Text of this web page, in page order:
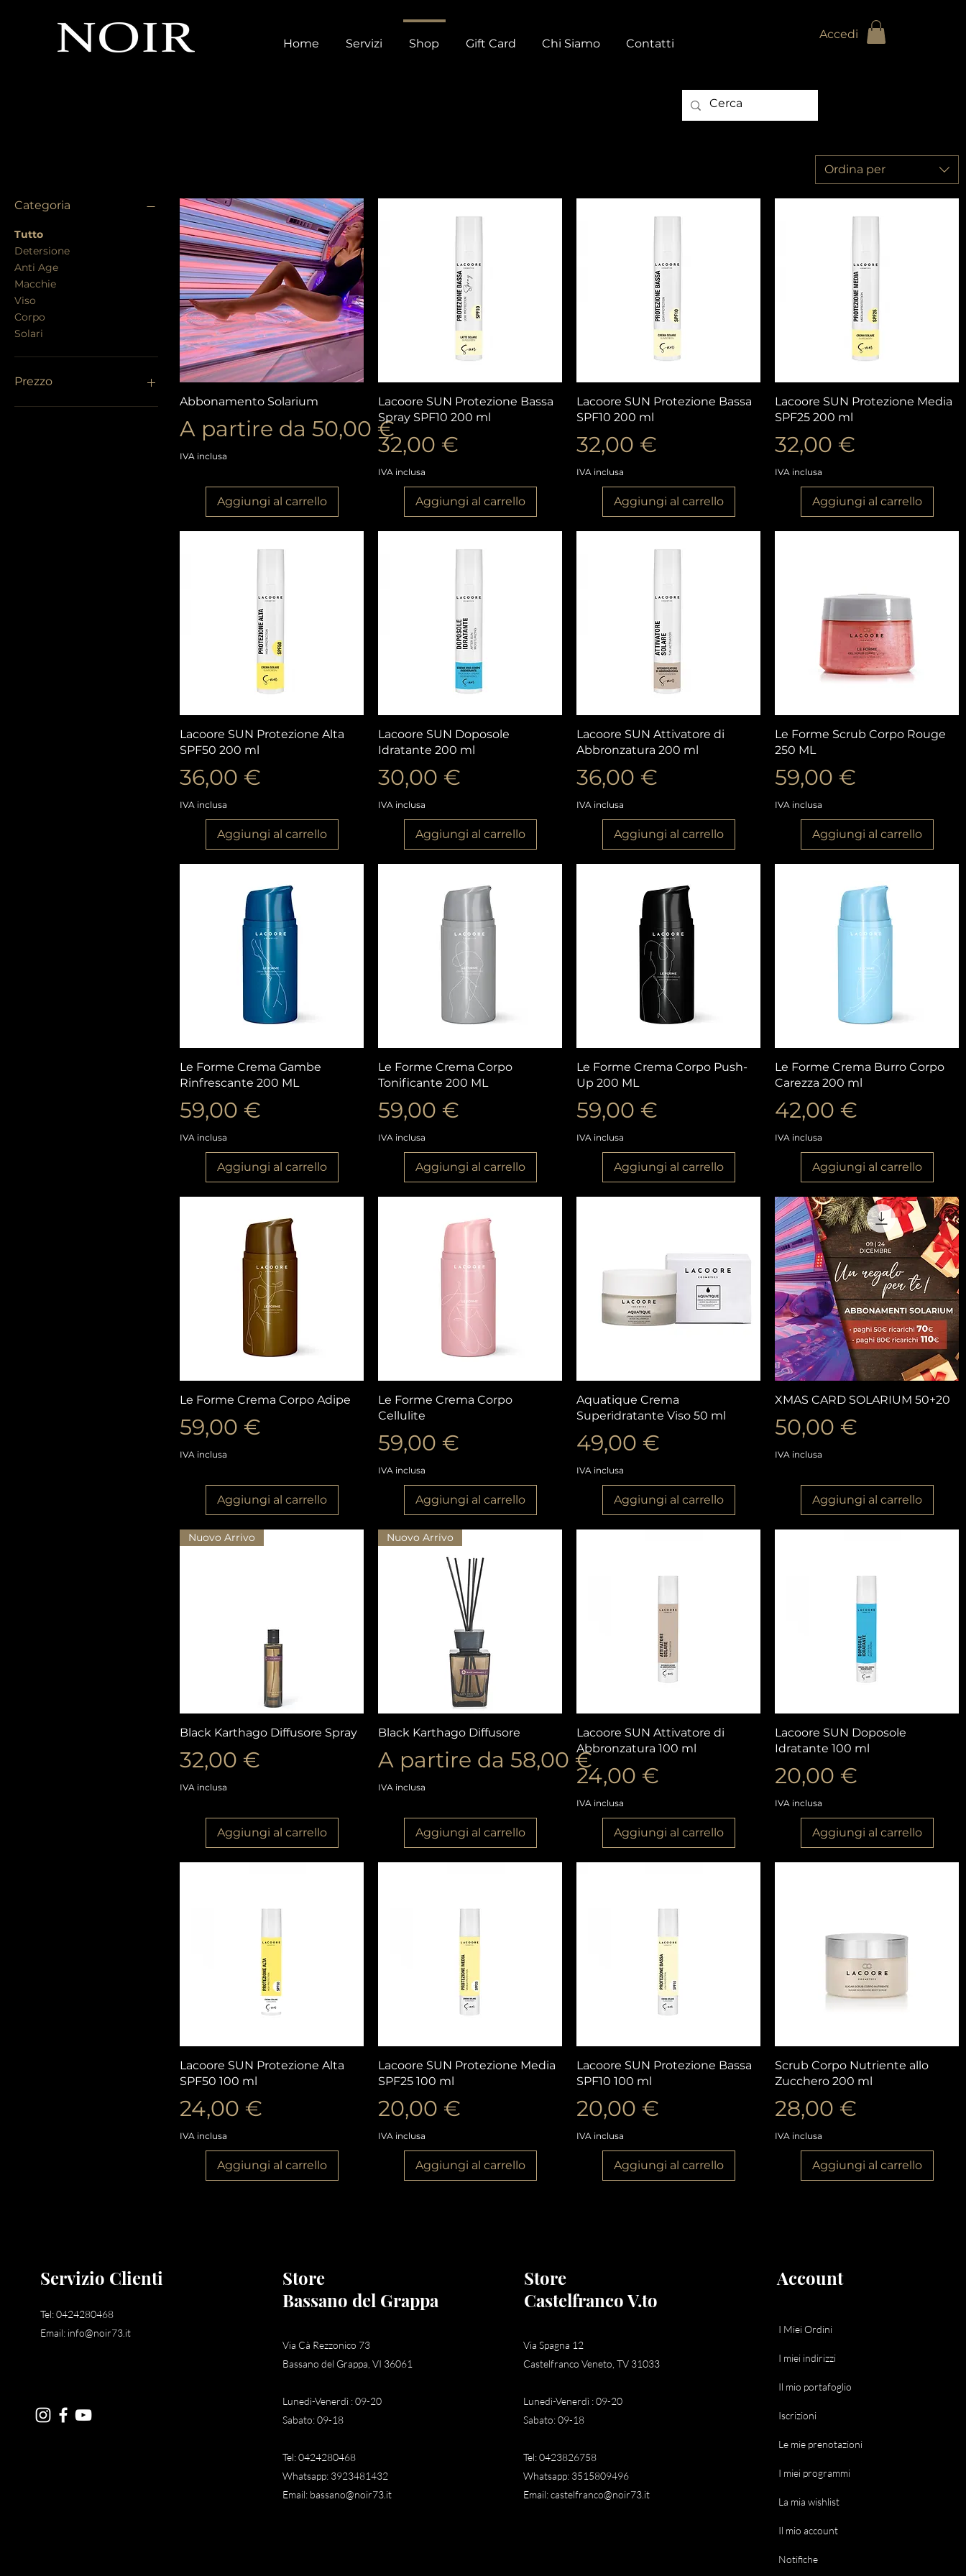
Home Servizi Shop Gift Card Chi Siamo Contatti
Accedi
Categoria
Tutto
Detersione
Anti Age
Macchie
Viso
Corpo
Solari
Prezzo
Ordina per
Vista rapida
Abbonamento Solarium
A partire da 50,00 €
Prezzo scontato
IVA inclusa
Aggiungi al carrello
Vista rapida
Lacoore SUN Protezione Bassa
Spray SPF10 200 ml
Prezzo
32,00 €
IVA inclusa
Aggiungi al carrello
Vista rapida
Lacoore SUN Protezione Bassa
SPF10 200 ml
Prezzo
32,00 €
IVA inclusa
Aggiungi al carrello
Vista rapida
Lacoore SUN Protezione Media
SPF25 200 ml
Prezzo
32,00 €
IVA inclusa
Aggiungi al carrello
Vista rapida
Lacoore SUN Protezione Alta
SPF50 200 ml
Prezzo
36,00 €
IVA inclusa
Aggiungi al carrello
Vista rapida
Lacoore SUN Doposole
Idratante 200 ml
Prezzo
30,00 €
IVA inclusa
Aggiungi al carrello
Vista rapida
Lacoore SUN Attivatore di
Abbronzatura 200 ml
Prezzo
36,00 €
IVA inclusa
Aggiungi al carrello
Vista rapida
Le Forme Scrub Corpo Rouge
250 ML
Prezzo
59,00 €
IVA inclusa
Aggiungi al carrello
Vista rapida
Le Forme Crema Gambe
Rinfrescante 200 ML
Prezzo
59,00 €
IVA inclusa
Aggiungi al carrello
Vista rapida
Le Forme Crema Corpo
Tonificante 200 ML
Prezzo
59,00 €
IVA inclusa
Aggiungi al carrello
Vista rapida
Le Forme Crema Corpo Push-
Up 200 ML
Prezzo
59,00 €
IVA inclusa
Aggiungi al carrello
Vista rapida
Le Forme Crema Burro Corpo
Carezza 200 ml
Prezzo
42,00 €
IVA inclusa
Aggiungi al carrello
Vista rapida
Le Forme Crema Corpo Adipe
Prezzo
59,00 €
IVA inclusa
Aggiungi al carrello
Vista rapida
Le Forme Crema Corpo
Cellulite
Prezzo
59,00 €
IVA inclusa
Aggiungi al carrello
Vista rapida
Aquatique Crema
Superidratante Viso 50 ml
Prezzo
49,00 €
IVA inclusa
Aggiungi al carrello
Vista rapida
XMAS CARD SOLARIUM 50+20
Prezzo
50,00 €
IVA inclusa
Aggiungi al carrello
Vista rapida
Nuovo Arrivo
Black Karthago Diffusore Spray
Prezzo
32,00 €
IVA inclusa
Aggiungi al carrello
Vista rapida
Nuovo Arrivo
Black Karthago Diffusore
A partire da 58,00 €
Prezzo scontato
IVA inclusa
Aggiungi al carrello
Vista rapida
Lacoore SUN Attivatore di
Abbronzatura 100 ml
Prezzo
24,00 €
IVA inclusa
Aggiungi al carrello
Vista rapida
Lacoore SUN Doposole
Idratante 100 ml
Prezzo
20,00 €
IVA inclusa
Aggiungi al carrello
Vista rapida
Lacoore SUN Protezione Alta
SPF50 100 ml
Prezzo
24,00 €
IVA inclusa
Aggiungi al carrello
Vista rapida
Lacoore SUN Protezione Media
SPF25 100 ml
Prezzo
20,00 €
IVA inclusa
Aggiungi al carrello
Vista rapida
Lacoore SUN Protezione Bassa
SPF10 100 ml
Prezzo
20,00 €
IVA inclusa
Aggiungi al carrello
Vista rapida
Scrub Corpo Nutriente allo
Zucchero 200 ml
Prezzo
28,00 €
IVA inclusa
Aggiungi al carrello
Servizio Clienti
Tel: 0424280468
Email: info@noir73.it
Shipping & Returns
Tel: 123-456-7890
Store
Bassano del Grappa
Via Cà Rezzonico 73
Bassano del Grappa, VI 36061
Lunedì-Venerdì : 09-20
Sabato: 09-18
Tel: 0424280468
Whatsapp: 3923481432
Email: bassano@noir73.it
Store
Castelfranco V.to
Via Spagna 12
Castelfranco Veneto, TV 31033​
Lunedì-Venerdì : 09-20
Sabato: 09-18
Tel: 0423826758
Whatsapp: 3515809496
Email:castelfranco@noir73.it
Account
I Miei Ordini
I miei indirizzi
Il mio portafoglio
Iscrizioni
Le mie prenotazioni
I miei programmi
La mia wishlist
Il mio account
Notifiche